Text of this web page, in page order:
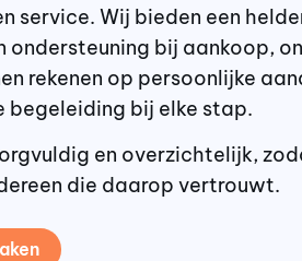
service. Wij bieden een
ondersteuning bij aankoop,
rekenen op persoonlijke
begeleiding bij elke stap.
en overzichtelijk,
die daarop vertrouwt.